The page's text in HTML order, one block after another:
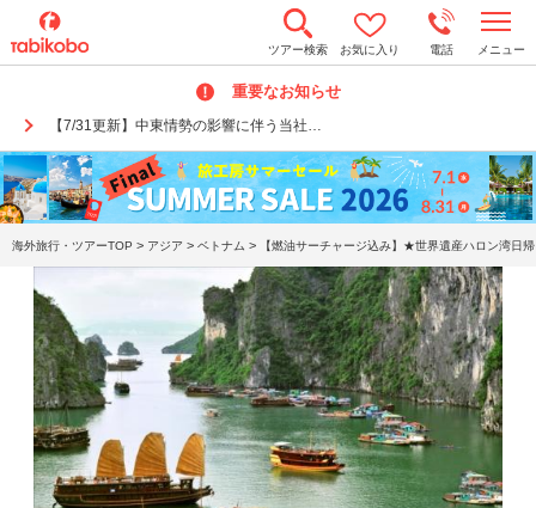
ツアー検索 お気に入り 電話 メニュー
重要なお知らせ
【7/31更新】中東情勢の影響に伴う当社…
o
n
a
v
i
g
a
t
i
o
n
海外旅行・ツアーTOP > アジア > ベトナム > 【燃油サーチャージ込み】★世界遺産ハロン湾日